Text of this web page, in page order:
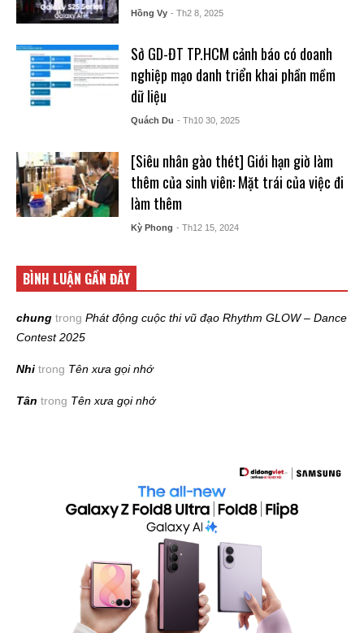
Hồng Vy - Th2 8, 2025
Sở GD-ĐT TP.HCM cảnh báo có doanh
nghiệp mạo danh triển khai phần mềm
dữ liệu
Quách Du - Th10 30, 2025
[Siêu nhân gào thét] Giới hạn giờ làm
thêm của sinh viên: Mặt trái của việc đi
làm thêm
Kỳ Phong - Th12 15, 2024
BÌNH LUẬN GẦN ĐÂY
chung trong Phát động cuộc thi vũ đạo Rhythm GLOW – Dance
Contest 2025
Nhi trong Tên xưa gọi nhớ
Tân trong Tên xưa gọi nhớ